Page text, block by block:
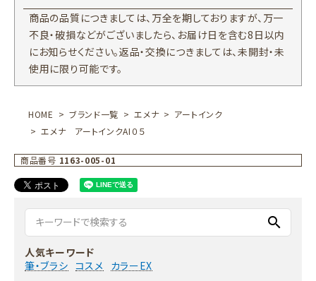
商品の品質につきましては、万全を期しておりますが、万一
不良・破損などがございましたら、お届け日を含む8日以内
にお知らせください。返品・交換につきましては、未開封・未
使用に限り可能です。
HOME ブランド一覧 エメナ
アートインク
エメナ アートインクAI０５
商品番号 1163-005-01
search
人気キーワード
筆・ブラシ コスメ カラーEX